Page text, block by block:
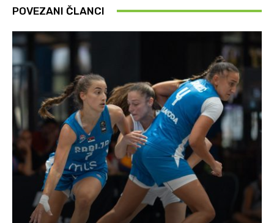
POVEZANI ČLANCI